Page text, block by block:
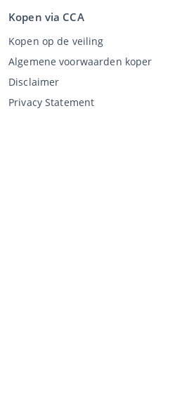
Kopen via CCA
Kopen op de veiling
Algemene voorwaarden koper
Disclaimer
Privacy Statement